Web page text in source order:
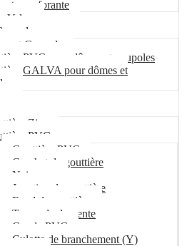
perforante
Velux
et Coupole
PVC pour dômes et coupoles
GALVA pour dômes et
Zinc
PVC
Gouttière PVC
Crochet de gouttière
Naissance
Jonction de gouttière
Fond de gouttière
Tuyau de descente
Coude PVC
Culotte de branchement (Y)